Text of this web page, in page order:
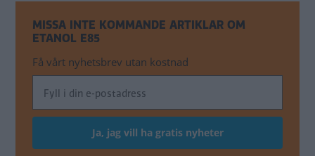
MISSA INTE KOMMANDE ARTIKLAR OM
ETANOL E85
Få vårt nyhetsbrev utan kostnad